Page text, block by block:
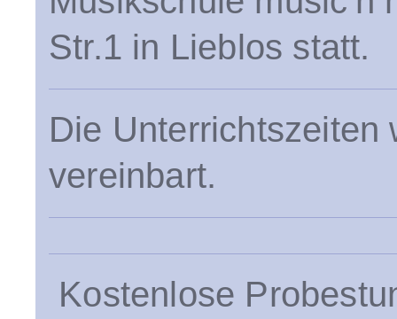
Str.1 in Lieblos statt.
Die Unterrichtszeiten
vereinbart.
Kostenlose